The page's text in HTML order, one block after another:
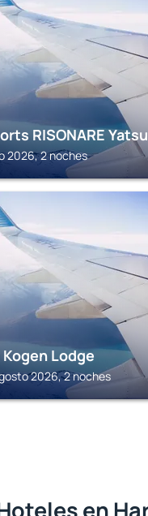
RISONARE
2026, 2 noches
Lodge
2026, 2 noches
en